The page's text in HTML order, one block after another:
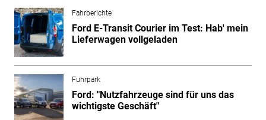
Fahrberichte
Ford E-Transit Courier im Test: Hab' mein
Lieferwagen vollgeladen
Fuhrpark
Ford: "Nutzfahrzeuge sind für uns das
wichtigste Geschäft"